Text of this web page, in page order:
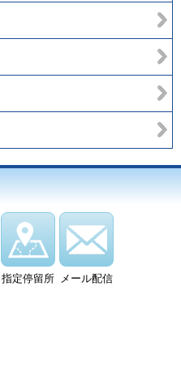
指定停留所 メール配信